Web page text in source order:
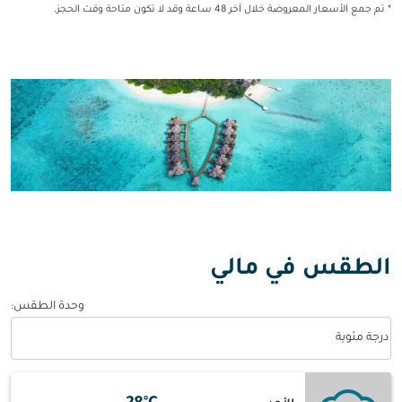
* تم جمع الأسعار المعروضة خلال آخر 48 ساعة وقد لا تكون متاحة وقت الحجز.
الطقس في مالي
وحدة الطقس:
درجة مئوية